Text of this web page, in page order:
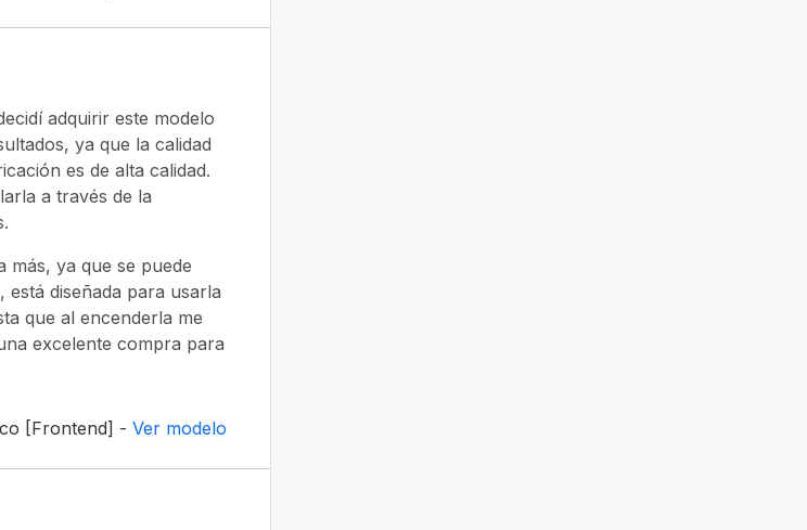
adquirir este modelo
ya que la calidad
es de alta calidad.
a través de la
más, ya que se puede
diseñada para usarla
que al encenderla me
excelente compra para
[Frontend] - Ver modelo